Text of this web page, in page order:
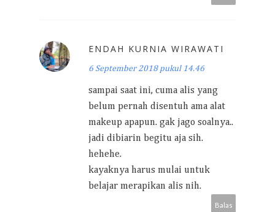
ENDAH KURNIA WIRAWATI
6 September 2018 pukul 14.46
sampai saat ini, cuma alis yang
belum pernah disentuh ama alat
makeup apapun. gak jago soalnya..
jadi dibiarin begitu aja sih.
hehehe.
kayaknya harus mulai untuk
belajar merapikan alis nih.
Balas